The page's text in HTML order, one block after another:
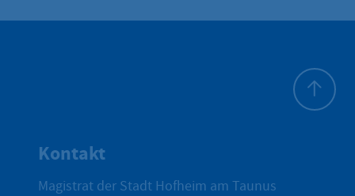
Kontakt
Magistrat der Stadt Hofheim am Taunus